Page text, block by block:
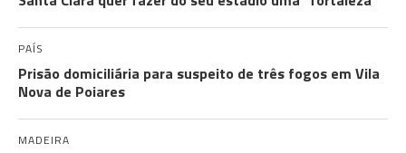
PAÍS
Prisão domiciliária para suspeito de três fogos em Vila
Nova de Poiares
MADEIRA